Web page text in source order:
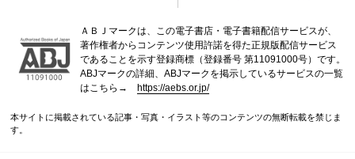
ＡＢＪマークは、この電子書店・電子書籍配信サービスが、
著作権者からコンテンツ使用許諾を得た正規版配信サービス
であることを示す登録商標（登録番号 第11091000号）です。
ABJマークの詳細、ABJマークを掲示しているサービスの一覧
はこちら→ https://aebs.or.jp/
本サイトに掲載されている記事・写真・イラスト等のコンテンツの無断転載を禁じま
す。